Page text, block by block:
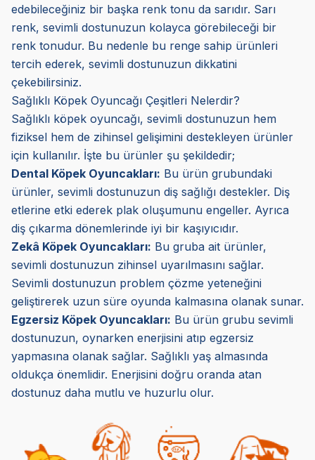
edebileceğiniz bir başka renk tonu da sarıdır. Sarı
renk, sevimli dostunuzun kolayca görebileceği bir
renk tonudur. Bu nedenle bu renge sahip ürünleri
tercih ederek, sevimli dostunuzun dikkatini
çekebilirsiniz.
Sağlıklı Köpek Oyuncağı Çeşitleri Nelerdir?
Sağlıklı köpek oyuncağı, sevimli dostunuzun hem
fiziksel hem de zihinsel gelişimini destekleyen ürünler
için kullanılır. İşte bu ürünler şu şekildedir;
Dental Köpek Oyuncakları: Bu ürün grubundaki
ürünler, sevimli dostunuzun diş sağlığı destekler. Diş
etlerine etki ederek plak oluşumunu engeller. Ayrıca
diş çıkarma dönemlerinde iyi bir kaşıyıcıdır.
Zekâ Köpek Oyuncakları: Bu gruba ait ürünler,
sevimli dostunuzun zihinsel uyarılmasını sağlar.
Sevimli dostunuzun problem çözme yeteneğini
geliştirerek uzun süre oyunda kalmasına olanak sunar.
Egzersiz Köpek Oyuncakları: Bu ürün grubu sevimli
dostunuzun, oynarken enerjisini atıp egzersiz
yapmasına olanak sağlar. Sağlıklı yaş almasında
oldukça önemlidir. Enerjisini doğru oranda atan
dostunuz daha mutlu ve huzurlu olur.